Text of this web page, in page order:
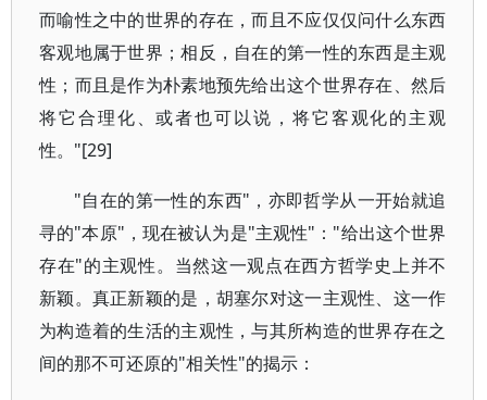
而喻性之中的世界的存在，而且不应仅仅问什么东西
客观地属于世界；相反，自在的第一性的东西是主观
性；而且是作为朴素地预先给出这个世界存在、然后
将它合理化、或者也可以说，将它客观化的主观
性。"[29]
"自在的第一性的东西"，亦即哲学从一开始就追
寻的"本原"，现在被认为是"主观性"："给出这个世界
存在"的主观性。当然这一观点在西方哲学史上并不
新颖。真正新颖的是，胡塞尔对这一主观性、这一作
为构造着的生活的主观性，与其所构造的世界存在之
间的那不可还原的"相关性"的揭示：